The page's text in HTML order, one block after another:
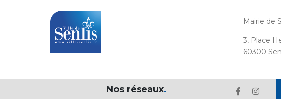
Mairie de
3, Place
60300
Nos réseaux.